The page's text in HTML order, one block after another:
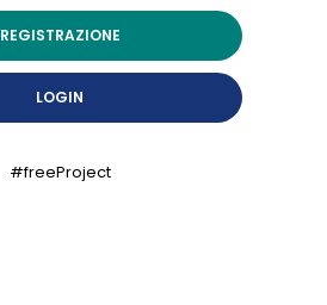
REGISTRAZIONE
LOGIN
#freeProject